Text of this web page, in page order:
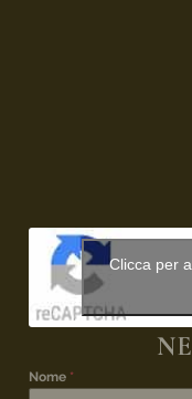
Clicca per
Nome *